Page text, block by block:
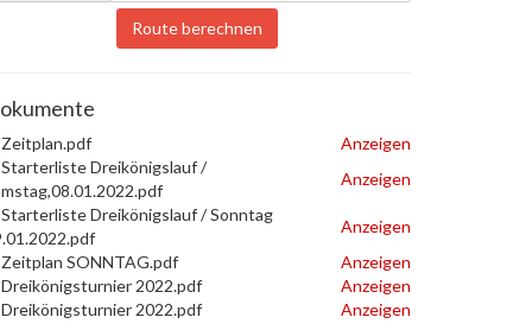
Route berechnen
Zeitplan.pdf
Anzeigen
Starterliste Dreikönigslauf /
Anzeigen
Starterliste Dreikönigslauf / Sonntag
Anzeigen
Zeitplan SONNTAG.pdf
Anzeigen
Dreikönigsturnier 2022.pdf
Anzeigen
Dreikönigsturnier 2022.pdf
Anzeigen